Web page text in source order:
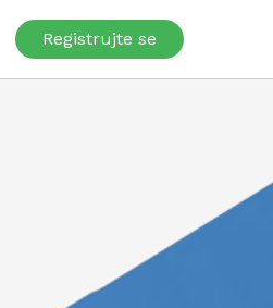
Registrujte se